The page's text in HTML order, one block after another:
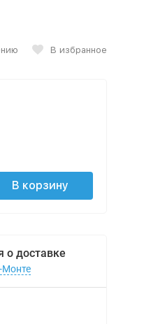
В избранное
В корзину
о доставке
Монте